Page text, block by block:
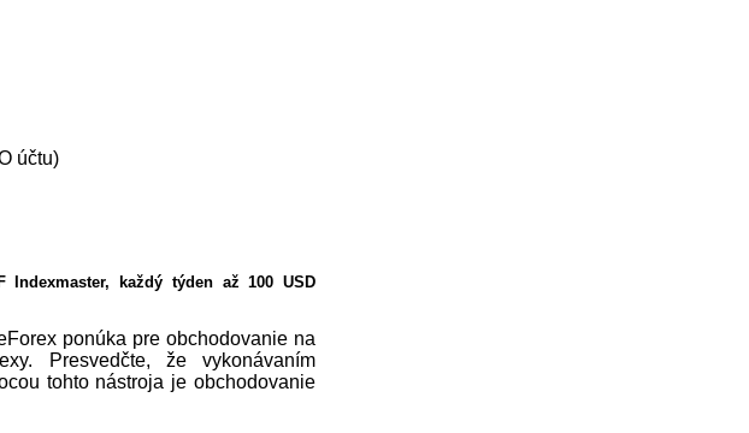
účtu)
Indexmaster, každý týden až 100 USD
ponúka pre obchodovanie na
Presvedčte, že vykonávaním
tohto nástroja je obchodovanie